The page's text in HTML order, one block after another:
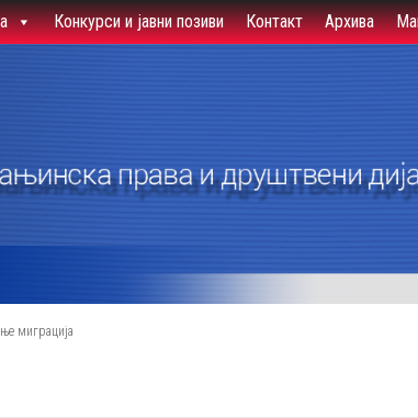
Конкурси и јавни позиви Контакт Архива
миграција